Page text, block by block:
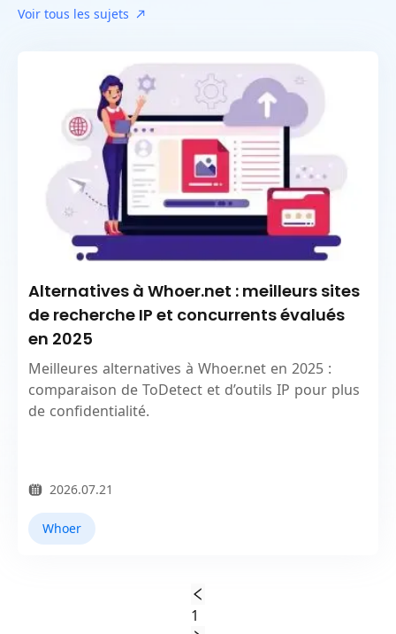
Dernière semaine
Dernière année
Voir tous les sujets
Alternatives à Whoer.net : meilleurs sites
de recherche IP et concurrents évalués
en 2025
Meilleures alternatives à Whoer.net en 2025 :
comparaison de ToDetect et d’outils IP pour plus
de confidentialité.
2026.07.21
Whoer
1